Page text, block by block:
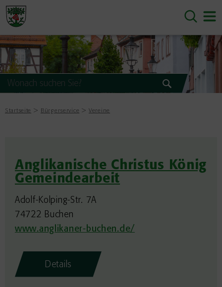
Startseite Bürgerservice Vereine
Anglikanische Christus König
Gemeindearbeit
Adolf-Kolping-Str. 7A
74722 Buchen
www.anglikaner-buchen.de/
Details